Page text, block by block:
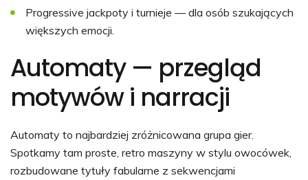
Progressive jackpoty i turnieje — dla osób szukających
większych emocji.
Automaty — przegląd
motywów i narracji
Automaty to najbardziej zróżnicowana grupa gier.
Spotkamy tam proste, retro maszyny w stylu owocówek,
rozbudowane tytuły fabularne z sekwencjami